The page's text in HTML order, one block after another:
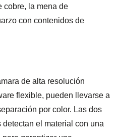
cobre, la mena de
con contenidos de
de alta resolución
flexible, pueden llevarse a
por color. Las dos
el material con una